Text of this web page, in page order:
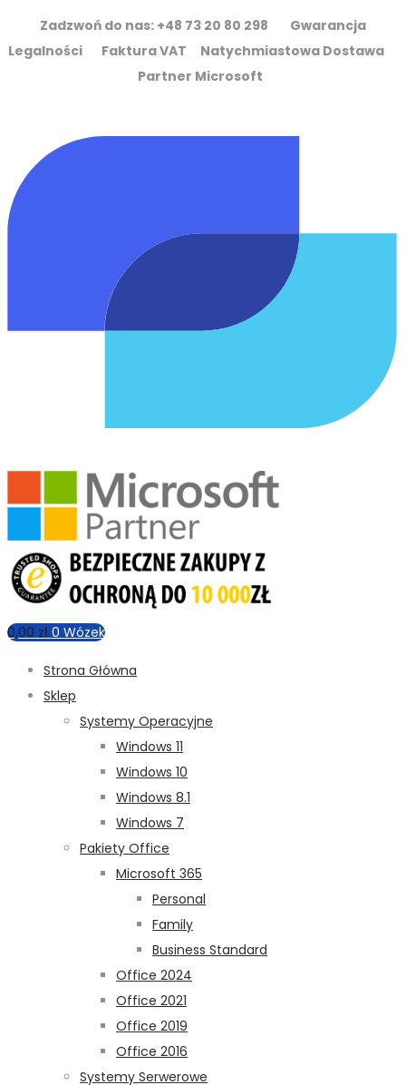
Zadzwoń do nas: +48 73 20 80 298 Gwarancja
Legalności Faktura VAT Natychmiastowa Dostawa
Partner Microsoft
0,00 zł 0 Wózek
Strona Główna
Sklep
Systemy Operacyjne
Windows 11
Windows 10
Windows 8.1
Windows 7
Pakiety Office
Microsoft 365
Personal
Family
Business Standard
Office 2024
Office 2021
Office 2019
Office 2016
Systemy Serwerowe